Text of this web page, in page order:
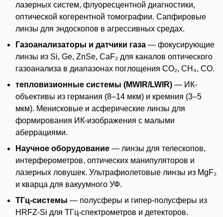
лазерных систем, флуоресцентной диагностики,
оптической когерентной томографии. Сапфировые
линзы для эндоскопов в агрессивных средах.
Газоанализаторы и датчики газа — фокусирующие
линзы из Si, Ge, ZnSe, CaF₂ для каналов оптического
газоанализа в диапазонах поглощения CO₂, CH₄, CO.
тепловизионные системы (MWIR/LWIR) — ИК-
объективы из германия (8–14 мкм) и кремния (3–5
мкм). Менисковые и асферические линзы для
формирования ИК-изображения с малыми
аберрациями.
Научное оборудование — линзы для телескопов,
интерферометров, оптических манипуляторов и
лазерных ловушек. Ультрафиолетовые линзы из MgF₂
и кварца для вакуумного УФ.
ТГц-системы — полусферы и гипер-полусферы из
HRFZ-Si для ТГц-спектрометров и детекторов.